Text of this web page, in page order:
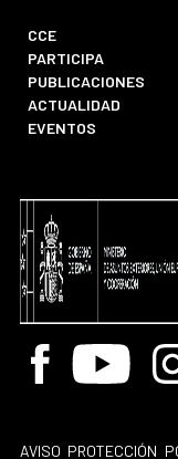
CCE
PARTICIPA
PUBLICACIONES
ACTUALIDAD
EVENTOS
Facebook
Youtube
AVISO PROTECCIÓN